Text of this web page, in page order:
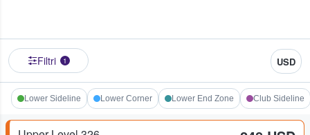
Filtri 1 USD
Lower Sideline Lower Corner Lower End Zone Club Sideline